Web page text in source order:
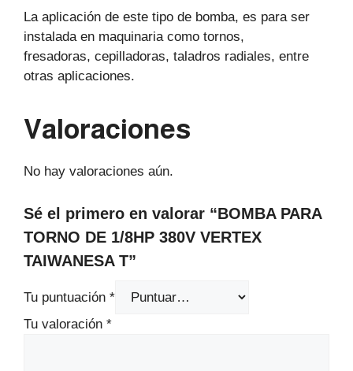
La aplicación de este tipo de bomba, es para ser
instalada en maquinaria como tornos,
fresadoras, cepilladoras, taladros radiales, entre
otras aplicaciones.
Valoraciones
No hay valoraciones aún.
Sé el primero en valorar “BOMBA PARA
TORNO DE 1/8HP 380V VERTEX
TAIWANESA T”
Tu puntuación *
Tu valoración *